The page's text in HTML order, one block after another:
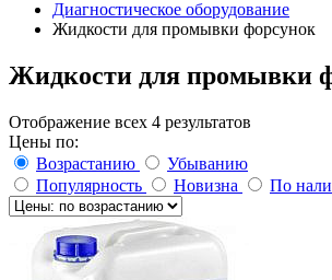
Диагностическое оборудование
Жидкости для промывки форсунок
Жидкости для промывки
Отображение всех 4 результатов
Цены по:
Возрастанию
Убыванию
Популярность
Новизна По